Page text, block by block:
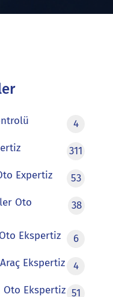
4
311
Expertiz
53
Oto
38
Ekspertiz
6
Ekspertiz
4
Oto Ekspertiz 51